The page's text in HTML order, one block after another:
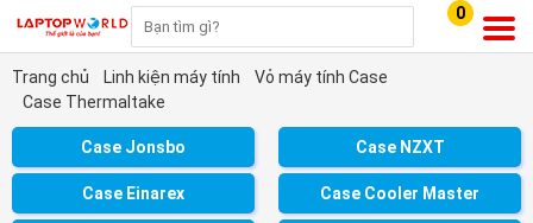
0
Trang chủ Linh kiện máy tính
Vỏ máy tính Case
Case Thermaltake
Case Jonsbo Case NZXT
Case Einarex Case Cooler Master